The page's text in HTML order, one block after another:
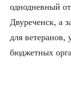
однодневный
Двуреченск, а
для
бюджетных